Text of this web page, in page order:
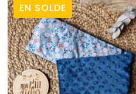
EN SOLDE